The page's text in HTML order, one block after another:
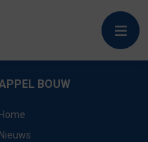
BOUW
Home
Nieuws